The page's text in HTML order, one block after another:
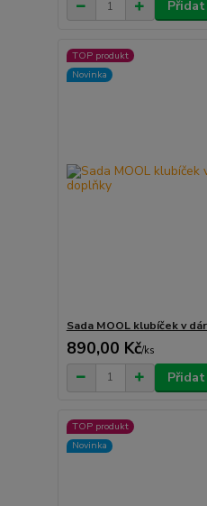
TOP produkt
Novinka
Sada MOOL klubíček v
890,00 Kč/ks
TOP produkt
Novinka